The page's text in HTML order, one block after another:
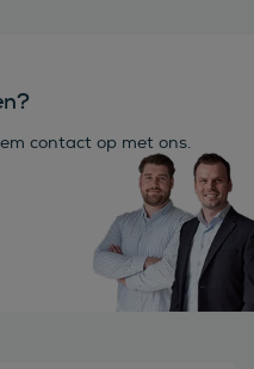
contact op met ons.